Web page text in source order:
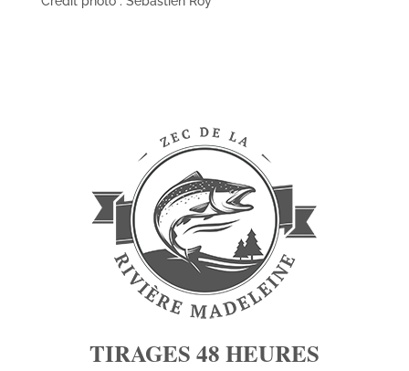
TIRAGES 48 HEURES